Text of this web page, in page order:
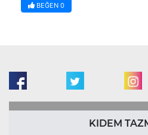
BEĞEN 0
KIDEM